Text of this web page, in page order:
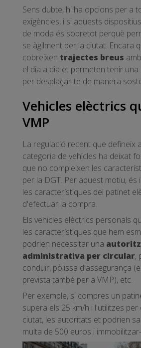
Sens dubte, hi ha opcions per a
exigències, i si aquests
de moda és sobretot perquè
se àgilment per la ciutat. Encara
cobreixen trajectes breus
el dia a dia et permeten tenir
per desplaçar-te de manera
Vehicles elèctrics
VMP
La regulació recent que defineix
categoria de vehicles ha deixat
que no compleixen les
per la DGT. Per aquest motiu,
les característiques del patinet
d'efectuar la compra.
Els vehicles elèctrics personals
les característiques que hem
podrien necessitar una
administrativa per circular,
conduir, pòlissa d'assegurança
prevista també per a VMP), etc.
Per exemple, si compres un
supera els 25 km/h i l'utilitzes
ciutat, les autoritats et podrien
multa de 500 euros i